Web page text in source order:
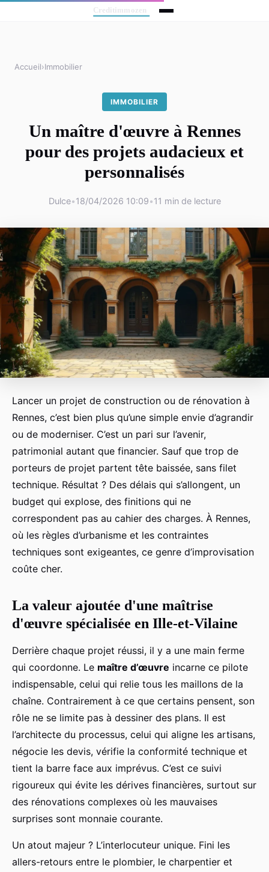
Accueil›Immobilier
IMMOBILIER
Un maître d'œuvre à Rennes
pour des projets audacieux et
personnalisés
Dulce•18/04/2026 10:09•11 min de lecture
Lancer un projet de construction ou de rénovation à
Rennes, c’est bien plus qu’une simple envie d’agrandir
ou de moderniser. C’est un pari sur l’avenir,
patrimonial autant que financier. Sauf que trop de
porteurs de projet partent tête baissée, sans filet
technique. Résultat ? Des délais qui s’allongent, un
budget qui explose, des finitions qui ne
correspondent pas au cahier des charges. À Rennes,
où les règles d’urbanisme et les contraintes
techniques sont exigeantes, ce genre d’improvisation
coûte cher.
La valeur ajoutée d'une maîtrise
d'œuvre spécialisée en Ille-et-Vilaine
Derrière chaque projet réussi, il y a une main ferme
qui coordonne. Le maître d’œuvre incarne ce pilote
indispensable, celui qui relie tous les maillons de la
chaîne. Contrairement à ce que certains pensent, son
rôle ne se limite pas à dessiner des plans. Il est
l’architecte du processus, celui qui aligne les artisans,
négocie les devis, vérifie la conformité technique et
tient la barre face aux imprévus. C’est ce suivi
rigoureux qui évite les dérives financières, surtout sur
des rénovations complexes où les mauvaises
surprises sont monnaie courante.
Un atout majeur ? L’interlocuteur unique. Fini les
allers-retours entre le plombier, le charpentier et